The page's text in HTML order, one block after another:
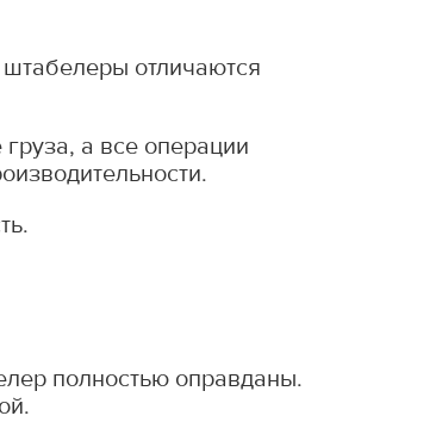
штабелеры отличаются
а все операции
полностью оправданы.